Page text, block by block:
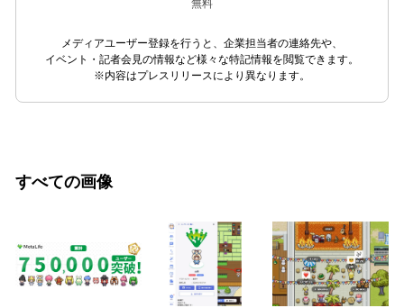
無料
メディアユーザー登録を行うと、企業担当者の連絡先や、
イベント・記者会見の情報など様々な特記情報を閲覧できます。
※内容はプレスリリースにより異なります。
すべての画像